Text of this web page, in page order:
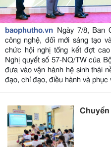
baophutho.vn Ngày 7/8, Ban
công nghệ, đổi mới sáng tạo
chức hội nghị tổng kết đợt
Nghị quyết số 57-NQ/TW của
đưa vào vận hành hệ sinh thái
đạo, chỉ đạo, điều hành và phục
Chuyển